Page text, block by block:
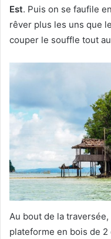
Est. Puis on se faufile
rêver plus les uns que
couper le souffle tout
Au bout de la
plateforme en bois de